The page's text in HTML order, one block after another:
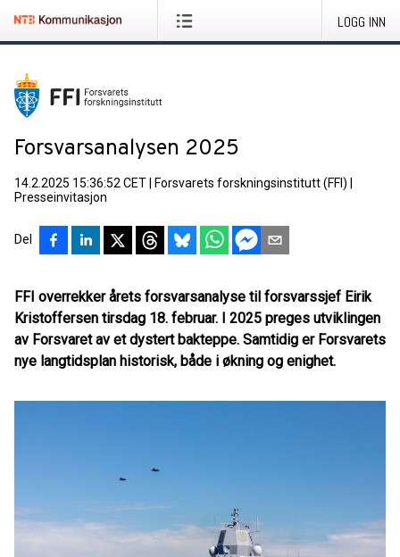
LOGG INN
Forsvarsanalysen 2025
14.2.2025 15:36:52 CET Forsvarets forskningsinstitutt (FFI)
Presseinvitasjon
Del
FFI overrekker årets forsvarsanalyse til forsvarssjef Eirik
Kristoffersen tirsdag 18. februar. I 2025 preges utviklingen
av Forsvaret av et dystert bakteppe. Samtidig er Forsvarets
nye langtidsplan historisk, både i økning og enighet.